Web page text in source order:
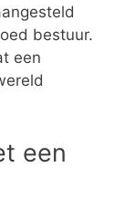
bestuur.
een
een